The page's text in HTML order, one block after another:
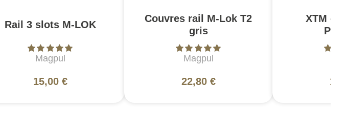
Rail 3 slots M-LOK
Magpul
15,00 €
Couvres rail M-Lok T2
gris
Magpul
22,80 €
XTM